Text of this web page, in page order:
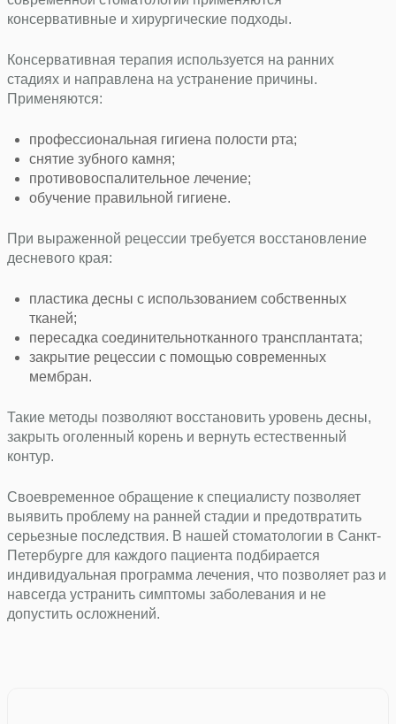
консервативные и хирургические подходы.
Консервативная терапия используется на ранних
стадиях и направлена на устранение причины.
Применяются:
профессиональная гигиена полости рта;
снятие зубного камня;
противовоспалительное лечение;
обучение правильной гигиене.
При выраженной рецессии требуется восстановление
десневого края:
пластика десны с использованием собственных
тканей;
пересадка соединительнотканного трансплантата;
закрытие рецессии с помощью современных
мембран.
Такие методы позволяют восстановить уровень десны,
закрыть оголенный корень и вернуть естественный
контур.
Своевременное обращение к специалисту позволяет
выявить проблему на ранней стадии и предотвратить
серьезные последствия. В нашей стоматологии в Санкт-
Петербурге для каждого пациента подбирается
индивидуальная программа лечения, что позволяет раз и
навсегда устранить симптомы заболевания и не
допустить осложнений.